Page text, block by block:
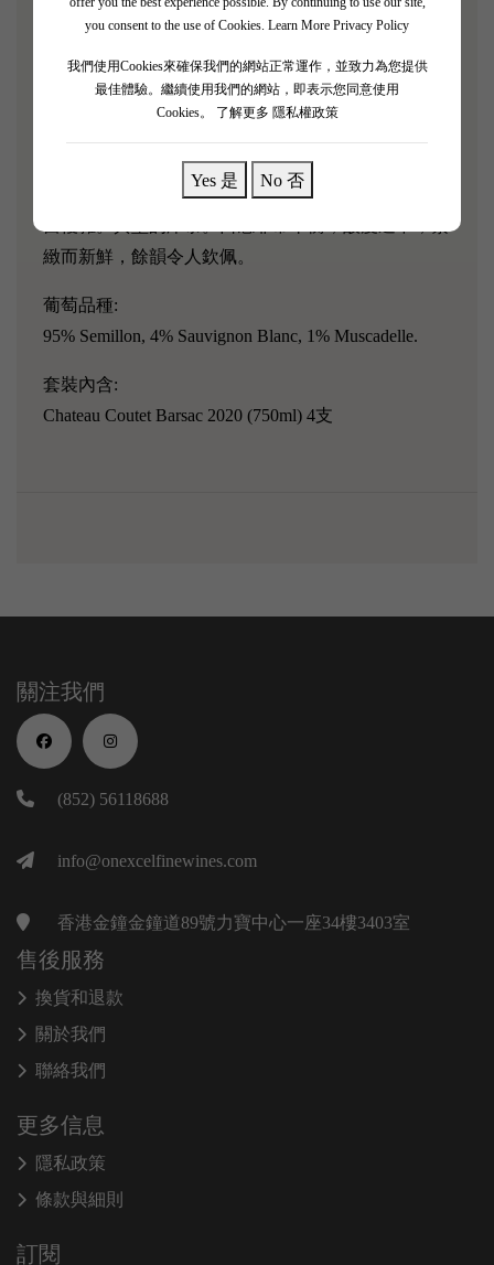
you consent to the use of Cookies. Learn More Privacy Policy
我們使用Cookies來確保我們的網站正常運作，並致力為您提供
最佳體驗。繼續使用我們的網站，即表示您同意使用
Cookies。
了解更多 隱私權政策
Yes 是 No 否
Jefferson) 評價 古岱堡 (Château Coutet) 是巴薩克
斯科尼語，意為「刀」。這個詞完美地概括了該莊園
葡萄酒的獨特風格：尖銳、活潑、清新。
Chateau Coutet Barsac 2020具有濃鬱的酒香，帶有乾
蜂蜜、藏紅花、蒲公英和淡淡的碎石香氣，集中且相
緻而新鮮，餘韻令人欽佩。
葡萄品種:
95% Semillon, 4% Sauvignon Blanc, 1% Muscadelle.
套裝內含:
Chateau Coutet Barsac 2020 (750ml) 4支
關注我們
(852) 56118688
info@onexcelfinewines.com
香港金鐘金鐘道89號力寶中心一座34樓3403室
售後服務
換貨和退款
關於我們
聯絡我們
更多信息
隱私政策
條款與細則
訂閱